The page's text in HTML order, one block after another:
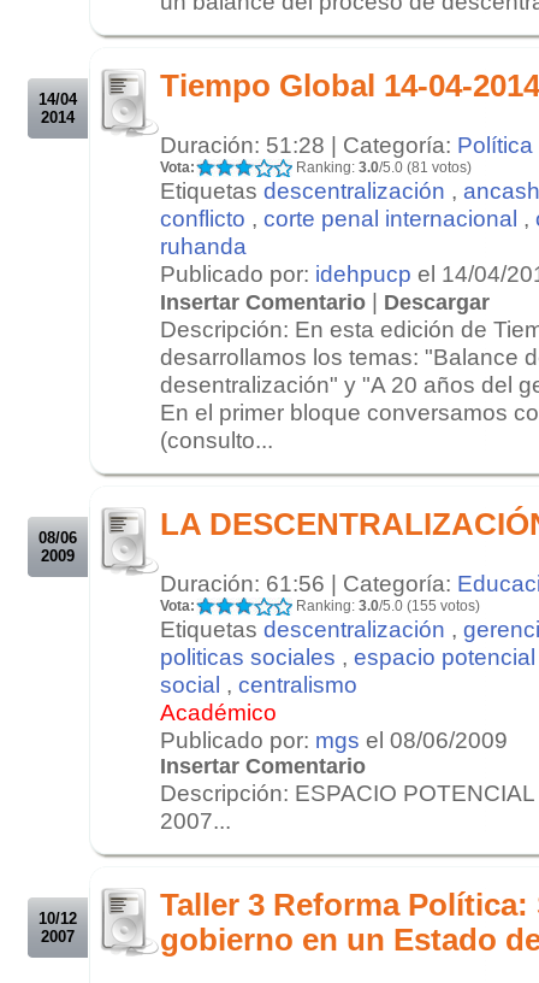
14/04
2014
Tiempo Global 14-04-2014
Duración: 51:28 | Categoría: Política
Vota: Ranking: 3.0/5.0 (81 votos)
Etiquetas descentralización , ancash
conflicto , corte penal internacional ,
ruhanda
Publicado por: idehpucp el 14/04/
Insertar Comentario | Descargar
Descripción: En esta edición de
desarrollamos los temas: "Balance
desentralización" y "A 20 años del
En el primer bloque conversamos
(consulto...
08/06
2009
LA
Duración: 61:56 | Categoría:
Vota: Ranking: 3.0/5.0 (155 votos)
Etiquetas descentralización ,
politicas sociales , espacio potencial
social , centralismo
Académico
Publicado por: mgs el 08/06/2009
Insertar Comentario
Descripción: ESPACIO
2007...
10/12
2007
Taller 3 Reforma Política:
gobierno en un Estado